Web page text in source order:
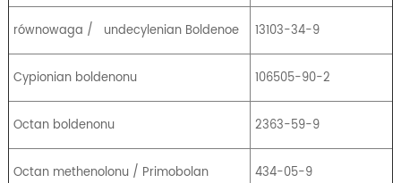
równowaga / undecylenian Boldenoe 13103-34-9
Cypionian boldenonu 106505-90-2
Octan boldenonu 2363-59-9
Octan methenolonu / Primobolan 434-05-9